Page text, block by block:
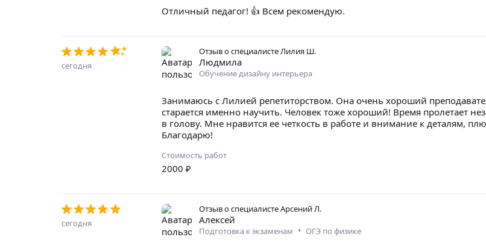
Отличный педагог! 👍 Всем рекомендую.
сегодня
Отзыв о специалистеЛилия Ш.
Людмила
Обучение дизайну интерьера
Занимаюсь с Лилией репетиторством. Она очень хороший
старается именно научить. Человек тоже хороший! Время пролетает
в голову. Мне нравится ее четкость в работе и внимание к деталям,
Благодарю!
Стоимость работ
2000 ₽
сегодня
Отзыв о специалистеАрсений Л.
Алексей
Подготовка к экзаменам • ОГЭ по физике